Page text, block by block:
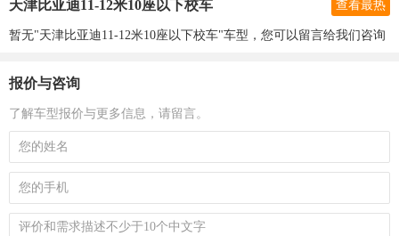
天津比亚迪11-12米10座以下校车 查看最热
暂无"天津比亚迪11-12米10座以下校车"车型，您可以留言给我们咨询
报价与咨询
了解车型报价与更多信息，请留言。